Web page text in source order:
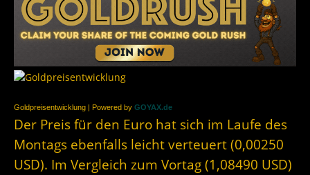
Goldpreisentwicklung | Powered by GOYAX.de
Der Preis für den Euro hat sich im Laufe des
Montags ebenfalls leicht verteuert (0,00250
USD). Im Vergleich zum Vortag (1,08490 USD)